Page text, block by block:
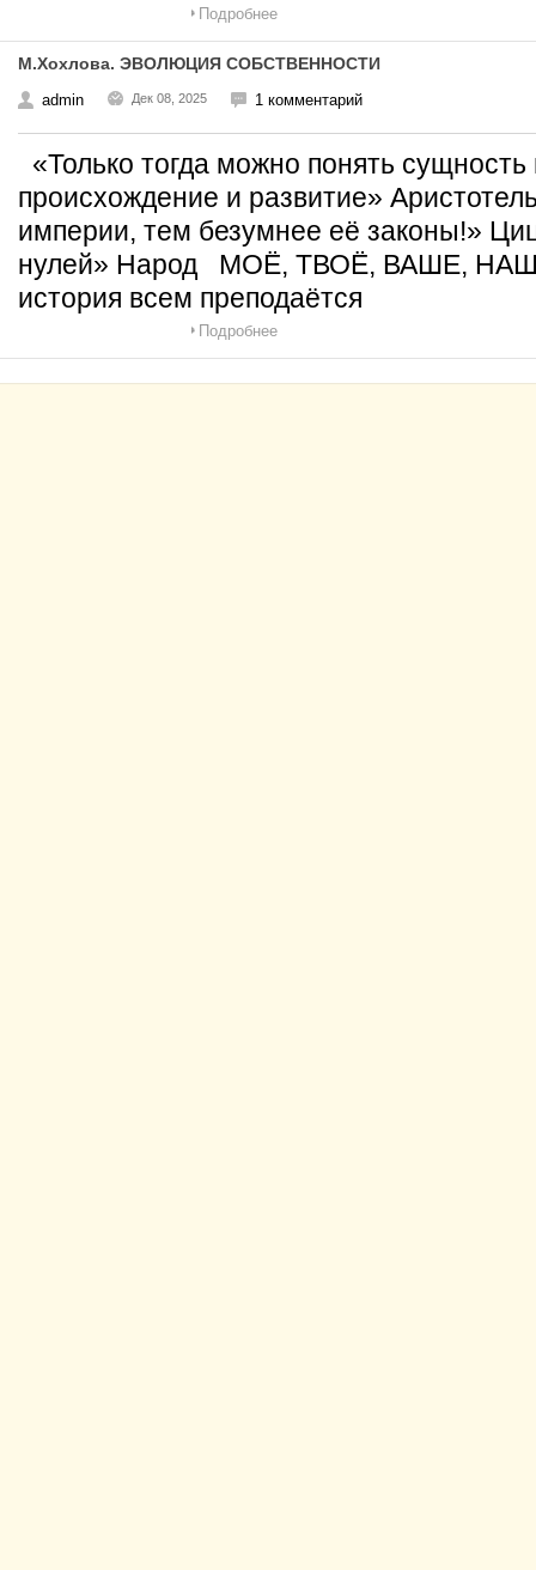
Подробнее
М.Хохлова. ЭВОЛЮЦИЯ СОБСТВЕННОСТИ
admin Дек 08, 2025 1 комментарий
«Только тогда можно понять
происхождение и развитие»
империи, тем безумнее её законы!»
нулей» Народ МОЁ, ТВОЁ, ВАШЕ,
история всем преподаётся
Подробнее